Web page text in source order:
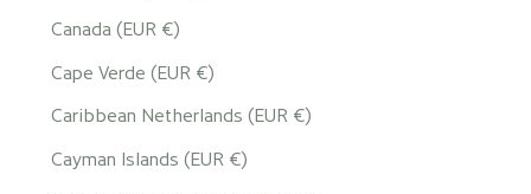
Canada (EUR €)
Cape Verde (EUR €)
Caribbean Netherlands (EUR €)
Cayman Islands (EUR €)